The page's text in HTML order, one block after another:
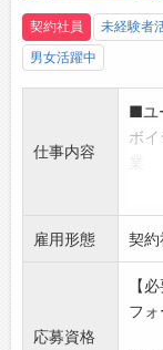
契約社員 未経験者
男女活躍中
仕事内容
■ユ
ボ
ボ
検
ボイ
保
入
■廃
雇用形態 契約
応募資格
【
フ